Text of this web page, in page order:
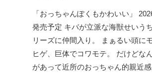
「おっちゃんぽくもかわいい」
発売予定 キバが立派な海獣せいう
リーズに仲間入り。 まぁるい頭に
ヒゲ、巨体でコワモテ。 だけどな
があって近所のおっちゃん的親近